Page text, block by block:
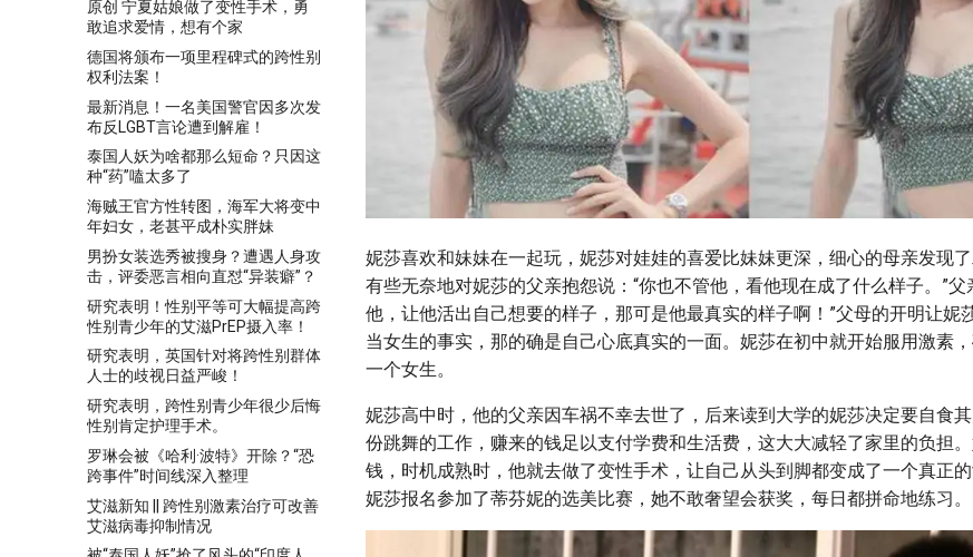
原创 宁夏姑娘做了变性手术，勇
敢追求爱情，想有个家
德国将颁布一项里程碑式的跨性别
权利法案！
最新消息！一名美国警官因多次发
布反LGBT言论遭到解雇！
泰国人妖为啥都那么短命？只因这
种“药”嗑太多了
海贼王官方性转图，海军大将变中
年妇女，老甚平成朴实胖妹
男扮女装选秀被搜身？遭遇人身攻
击，评委恶言相向直怼“异装癖”？
研究表明！性别平等可大幅提高跨
性别青少年的艾滋PrEP摄入率！
研究表明，英国针对将跨性别群体
人士的歧视日益严峻！
研究表明，跨性别青少年很少后悔
性别肯定护理手术。
罗琳会被《哈利·波特》开除？“恐
跨事件”时间线深入整理
艾滋新知 || 跨性别激素治疗可改善
艾滋病毒抑制情况
妮莎喜欢和妹妹在一起玩，妮莎对娃娃的喜爱比妹妹更深，细心的母亲发现了
有些无奈地对妮莎的父亲抱怨说：“你也不管他，看他现在成了什么样子。”父
他，让他活出自己想要的样子，那可是他最真实的样子啊！”父母的开明让妮
当女生的事实，那的确是自己心底真实的一面。妮莎在初中就开始服用激素
一个女生。
妮莎高中时，他的父亲因车祸不幸去世了，后来读到大学的妮莎决定要自食
份跳舞的工作，赚来的钱足以支付学费和生活费，这大大减轻了家里的负担
钱，时机成熟时，他就去做了变性手术，让自己从头到脚都变成了一个真正
妮莎报名参加了蒂芬妮的选美比赛，她不敢奢望会获奖，每日都拼命地练习。